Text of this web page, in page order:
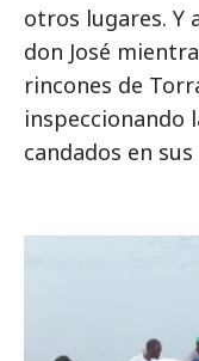
otros lugares. Y
don José
rincones de
inspeccionando
candados en